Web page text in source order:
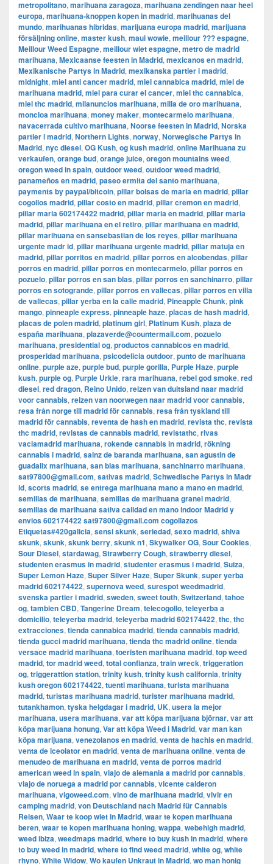
metropolitano, marihuana zaragoza, marihuana zendingen naar heel
europa, marihuana-knoppen kopen in madrid, marihuanas del
mundo, marihuanas hibridas, marijuana europa madrid, marijuana
försäljning online, master kush, maui wowie, meillour ??? espagne,
Meillour Weed Espagne, meillour wiet espagne, metro de madrid
marihuana, Mexicaanse feesten in Madrid, mexicanos en madrid,
Mexikanische Partys in Madrid, mexikanska partier i madrid,
midnight, miel anti cancer madrid, miel cannabica madrid, miel de
marihuana madrid, miel para curar el cancer, miel thc cannabica,
miel thc madrid, milanuncios marihuana, milla de oro marihuana,
moncloa marihuana, money maker, montecarmelo marihuana,
navacerrada cultivo marihuana, Noorse feesten in Madrid, Norska
partier i madrid, Northern Lights, norway, Norwegische Partys in
Madrid, nyc diesel, OG Kush, og kush madrid, online Marihuana zu
verkaufen, orange bud, orange juice, oregon mountains weed,
oregon weed in spain, outdoor weed, outdoor weed madrid,
panameños en madrid, paseo ermita del santo marihuana,
payments by paypal/bitcoin, pillar bolsas de maria en madrid, pillar
cogollos madrid, pillar costo en madrid, pillar cremon en madrid,
pillar maria 602174422 madrid, pillar maria en madrid, pillar maria
madrid, pillar marihuana en el retiro, pillar marihuana en madrid,
pillar marihuana en sansebastian de los reyes, pillar marihuana
urgente madr id, pillar marihuana urgente madrid, pillar matuja en
madrid, pillar porritos en madrid, pillar porros en alcobendas, pillar
porros en madrid, pillar porros en montecarmelo, pillar porros en
pozuelo, pillar porros en san blas, pillar porros en sanchinarro, pillar
porros en sotogrande, pillar porros en vallecas, pillar porros en villa
de vallecas, pillar yerba en la calle madrid, Pineapple Chunk, pink
mango, pinneaple express, pinneaple haze, placas de hash madrid,
placas de polen madrid, platinum girl, Platinum Kush, plaza de
españa marihuana, plazaverde@countermail.com, pozuelo
marihuana, presidential og, productos cannabicos en madrid,
prosperidad marihuana, psicodelicia outdoor, punto de marihuana
online, purple aze, purple bud, purple gorilla, Purple Haze, purple
kush, purple og, Purple Urkle, rara marihuana, rebel god smoke, red
diesel, red dragon, Reino Unido, reizen van duitsland naar madrid
voor cannabis, reizen van noorwegen naar madrid voor cannabis,
resa från norge till madrid för cannabis, resa från tyskland till
madrid för cannabis, reventa de hash en madrid, revista thc, revista
thc madrid, revistas de cannabis madrid, revistathc, rivas
vaciamadrid marihuana, rokende cannabis in madrid, rökning
cannabis i madrid, sainz de baranda marihuana, san agustin de
guadalix marihuana, san blas marihuana, sanchinarro marihuana,
sat97800@gmail.com, sativas madrid, Schwedische Partys in Madr
id, scorts madrid, se entrega marihuana mano a mano en madrid,
semillas de marihuana, semillas de marihuana granel madrid,
semillas de marihuana sativa calidad en mano indoor Madrid y
envios 602174422 sat97800@gmail.com cogollazos
Etiquetas#420galicia, sensi skunk, seriedad, sexo madrid, shiva
skunk, skunk, skunk berry, skunk n1, Skywalker OG, Sour Cookies,
Sour Diesel, stardawag, Strawberry Cough, strawberry diesel,
studenten erasmus in madrid, studenter erasmus i madrid, Suiza,
Super Lemon Haze, Super Silver Haze, Super Skunk, super yerba
madrid 602174422, supernova weed, surespot weedmadrid,
svenska partier i madrid, sweden, sweet touth, Switzerland, tahoe
og, tambien CBD, Tangerine Dream, telecogollo, teleyerba a
domicilio, teleyerba madrid, teleyerba madrid 602174422, thc, thc
extracciones, tienda cannabica madrid, tienda cannabis madrid,
tienda gucci madrid marihuana, tienda thc madrid online, tienda
versace madrid marihuana, toeristen marihuana madrid, top weed
madrid, tor madrid weed, total confianza, train wreck, triggeration
og, triggerattion station, trinity kush, trinity kush california, trinity
kush oregon 602174422, tuenti marihuana, turista marihuana
madrid, turistas marihuana madrid, turister marihuana madrid,
tutankhamon, tyska helgdagar i madrid, UK, usera la mejor
marihuana, usera marihuana, var att köpa marijuana björnar, var att
köpa marijuana honung, Var att köpa Weed i Madrid, var man kan
köpa marijuana, venezolanos en madrid, venta de hachis en madrid,
venta de iceolator en madrid, venta de marihuana online, venta de
menudeo de marihuana en madrid, venta de porros madrid
american weed in spain, viajo de alemania a madrid por cannabis,
viajo de noruega a madrid por cannabis, vicente calderon
marihuana, vigoweed.com, vino de marihuana madrid, vivir en
camping madrid, von Deutschland nach Madrid für Cannabis
Reisen, Waar te koop wiet in Madrid, waar te kopen marihuana
beren, waar te kopen marihuana honing, wappa, webehigh madrid,
weed ibiza, weedmaps madrid, where to buy kush in madrid, where
to buy weed in madrid, where to find weed madrid, white og, white
rhyno, White Widow, Wo kaufen Unkraut in Madrid, wo man honig